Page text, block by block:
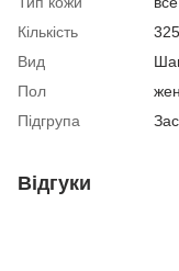
Кількість
325
Вид
Пол
Підгрупа
Відгуки